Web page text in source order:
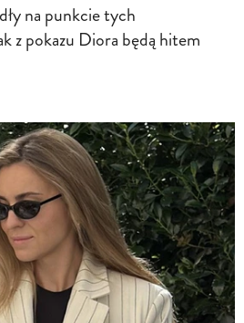
na punkcie tych
z pokazu Diora będą hitem